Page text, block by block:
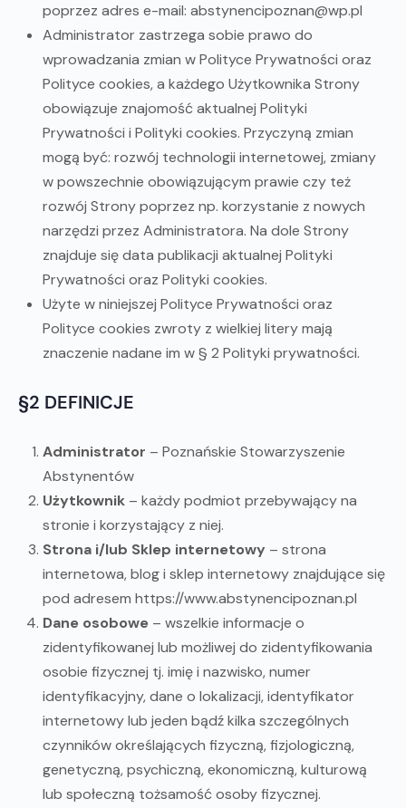
poprzez adres e-mail: abstynencipoznan@wp.pl
Administrator zastrzega sobie prawo do
wprowadzania zmian w Polityce Prywatności oraz
Polityce cookies, a każdego Użytkownika Strony
obowiązuje znajomość aktualnej Polityki
Prywatności i Polityki cookies. Przyczyną zmian
mogą być: rozwój technologii internetowej, zmiany
w powszechnie obowiązującym prawie czy też
rozwój Strony poprzez np. korzystanie z nowych
narzędzi przez Administratora. Na dole Strony
znajduje się data publikacji aktualnej Polityki
Prywatności oraz Polityki cookies.
Użyte w niniejszej Polityce Prywatności oraz
Polityce cookies zwroty z wielkiej litery mają
znaczenie nadane im w § 2 Polityki prywatności.
§2 DEFINICJE
Administrator – Poznańskie Stowarzyszenie
Abstynentów
Użytkownik – każdy podmiot przebywający na
stronie i korzystający z niej.
Strona i/lub Sklep internetowy – strona
internetowa, blog i sklep internetowy znajdujące się
pod adresem https://www.abstynencipoznan.pl
Dane osobowe – wszelkie informacje o
zidentyfikowanej lub możliwej do zidentyfikowania
osobie fizycznej tj. imię i nazwisko, numer
identyfikacyjny, dane o lokalizacji, identyfikator
internetowy lub jeden bądź kilka szczególnych
czynników określających fizyczną, fizjologiczną,
genetyczną, psychiczną, ekonomiczną, kulturową
lub społeczną tożsamość osoby fizycznej.